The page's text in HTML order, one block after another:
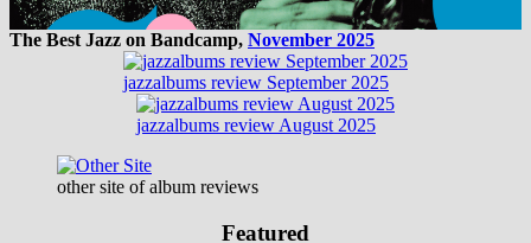
The Best Jazz on Bandcamp, November 2025
jazzalbums review September 2025
jazzalbums review August 2025
other site of album reviews
Featured